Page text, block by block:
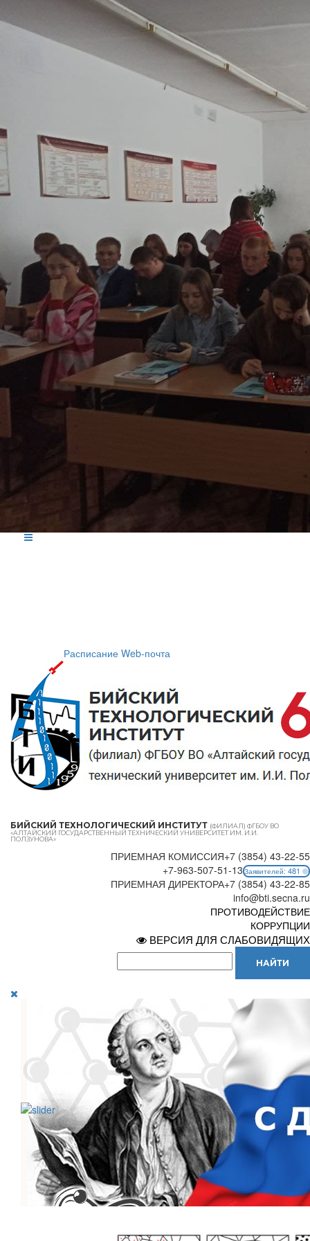
Расписание Web-почта
БИЙСКИЙ ТЕХНОЛОГИЧЕСКИЙ ИНСТИТУТ (ФИЛИАЛ) ФГБОУ ВО
«АЛТАЙСКИЙ ГОСУДАРСТВЕННЫЙ ТЕХНИЧЕСКИЙ УНИВЕРСИТЕТ ИМ. И.И.
ПОЛЗУНОВА»
ПРИЕМНАЯ КОМИССИЯ+7 (3854) 43-22-55
+7-963-507-51-13 Заявителей: 481
ПРИЕМНАЯ ДИРЕКТОРА+7 (3854) 43-22-85
info@bti.secna.ru
ПРОТИВОДЕЙСТВИЕ
КОРРУПЦИИ
ВЕРСИЯ ДЛЯ СЛАБОВИДЯЩИХ